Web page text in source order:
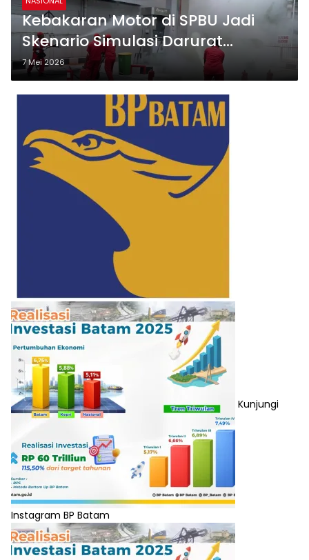
Kebakaran Motor di SPBU Jadi
Skenario Simulasi Darurat
Pertamina di Padang
7 Mei 2026
Kunjungi
Instagram BP Batam